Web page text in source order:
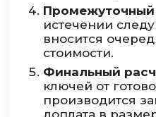
истечении
вносится
стоимости.
Финальный
ключей от
производится